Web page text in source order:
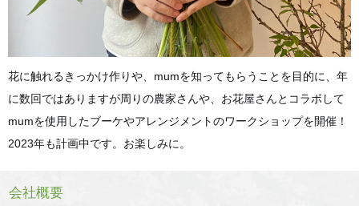
花に触れるきっかけ作りや、mumを知ってもらうことを目的に、年
に数回ではありますが周りの農家さんや、お花屋さんとコラボして
mumを使用したブーケやアレンジメントのワークショップを開催！
2023年も計画中です。お楽しみに。
会社概要